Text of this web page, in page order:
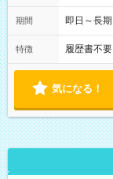
15:30～
期間 即日～長期
特徴 履歴書不要
気になる！